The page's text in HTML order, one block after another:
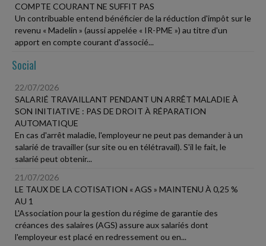
COMPTE COURANT NE SUFFIT PAS
Un contribuable entend bénéficier de la réduction d'impôt sur le
revenu « Madelin » (aussi appelée « IR-PME ») au titre d'un
apport en compte courant d'associé...
Social
22/07/2026
SALARIÉ TRAVAILLANT PENDANT UN ARRÊT MALADIE À
SON INITIATIVE : PAS DE DROIT À RÉPARATION
AUTOMATIQUE
En cas d'arrêt maladie, l'employeur ne peut pas demander à un
salarié de travailler (sur site ou en télétravail). S'il le fait, le
salarié peut obtenir...
21/07/2026
LE TAUX DE LA COTISATION « AGS » MAINTENU À 0,25 %
AU 1
L'Association pour la gestion du régime de garantie des
créances des salaires (AGS) assure aux salariés dont
l'employeur est placé en redressement ou en...